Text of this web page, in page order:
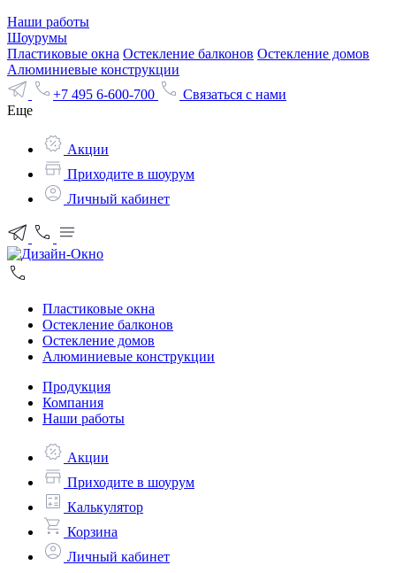
Наши работы
Шоурумы
Пластиковые окна Остекление балконов Остекление домов
Алюминиевые конструкции
+7 495 6-600-700
Связаться с нами
Еще
Акции
Приходите в шоурум
Личный кабинет
Пластиковые окна
Остекление балконов
Остекление домов
Алюминиевые конструкции
Продукция
Компания
Наши работы
Акции
Приходите в шоурум
Калькулятор
Корзина
Личный кабинет